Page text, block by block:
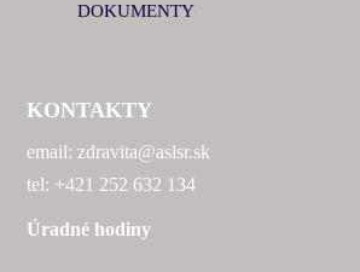
DOKUMENTY
KONTAKTY
email: zdravita@aslsr.sk
tel: +421 252 632 134
Úradné hodiny